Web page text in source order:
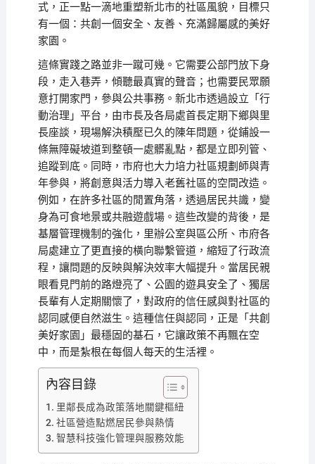
式，正一點一滴地重塑新北市的社區風貌，目標只
有一個：共創一個安全、友善、充滿歸屬感的美好
家園。
這條實踐之路並非一蹴可幾。它需要公部門放下身
段，走入巷弄，傾聽最真實的聲音；也需要民眾願
意打開家門，參與公共事務。新北市透過設立「行
動治理」平台，由市長及各局處首長定期下鄉與里
長座談，現場解決積壓已久的陳年問題，從鋪設一
條無障礙坡道到整頓一處髒亂點，都是立即列管、
追蹤到底。同時，市府也大力培力社區規劃師與青
年參與，將創意與活力導入老舊社區的空間改造。
例如，在許多社區的閒置角落，透過居民共識，變
身為可食地景或共融遊戲場。這些改變的背後，是
基層管理機制的強化，里辦公室與區公所、市府各
局處建立了更直接的橫向聯繫管道，縮短了行政流
程，讓問題的反映與解決效率大幅提升。當居民親
眼看見門前的路燈亮了、公園的遊具安全了、獨居
長輩有人定期關懷了，對政府的信任感與對社區的
認同感便自然滋生。這種信任與認同，正是「共創
美好家園」最穩固的基石，它讓政策不再飄在空
中，而是紮根在每個人每天的生活裡。
內容目錄
里鄰長成為政策落地關鍵樞紐
社區營造點燃居民參與熱情
智慧科技強化管理與服務效能